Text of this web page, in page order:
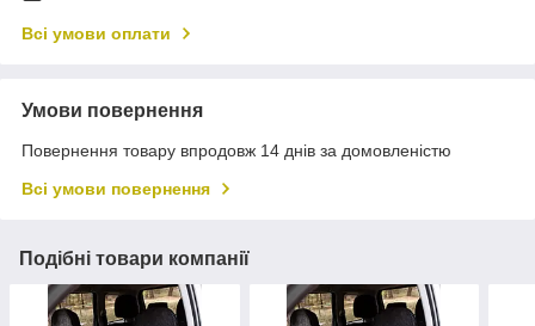
Всі умови оплати
Умови повернення
Повернення товару впродовж 14 днів за домовленістю
Всі умови повернення
Подібні товари компанії